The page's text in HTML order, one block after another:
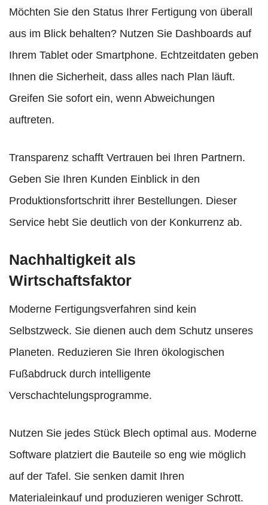
Möchten Sie den Status Ihrer Fertigung von überall
aus im Blick behalten? Nutzen Sie Dashboards auf
Ihrem Tablet oder Smartphone. Echtzeitdaten geben
Ihnen die Sicherheit, dass alles nach Plan läuft.
Greifen Sie sofort ein, wenn Abweichungen
auftreten.
Transparenz schafft Vertrauen bei Ihren Partnern.
Geben Sie Ihren Kunden Einblick in den
Produktionsfortschritt ihrer Bestellungen. Dieser
Service hebt Sie deutlich von der Konkurrenz ab.
Nachhaltigkeit als
Wirtschaftsfaktor
Moderne Fertigungsverfahren sind kein
Selbstzweck. Sie dienen auch dem Schutz unseres
Planeten. Reduzieren Sie Ihren ökologischen
Fußabdruck durch intelligente
Verschachtelungsprogramme.
Nutzen Sie jedes Stück Blech optimal aus. Moderne
Software platziert die Bauteile so eng wie möglich
auf der Tafel. Sie senken damit Ihren
Materialeinkauf und produzieren weniger Schrott.